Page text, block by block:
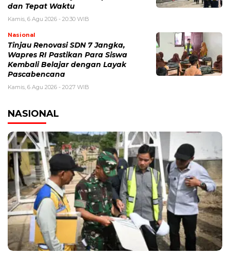
dan Tepat Waktu
Kamis, 6 Agu 2026 - 20:30 WIB
Nasional
Tinjau Renovasi SDN 7 Jangka,
Wapres RI Pastikan Para Siswa
Kembali Belajar dengan Layak
Pascabencana
Kamis, 6 Agu 2026 - 20:27 WIB
NASIONAL